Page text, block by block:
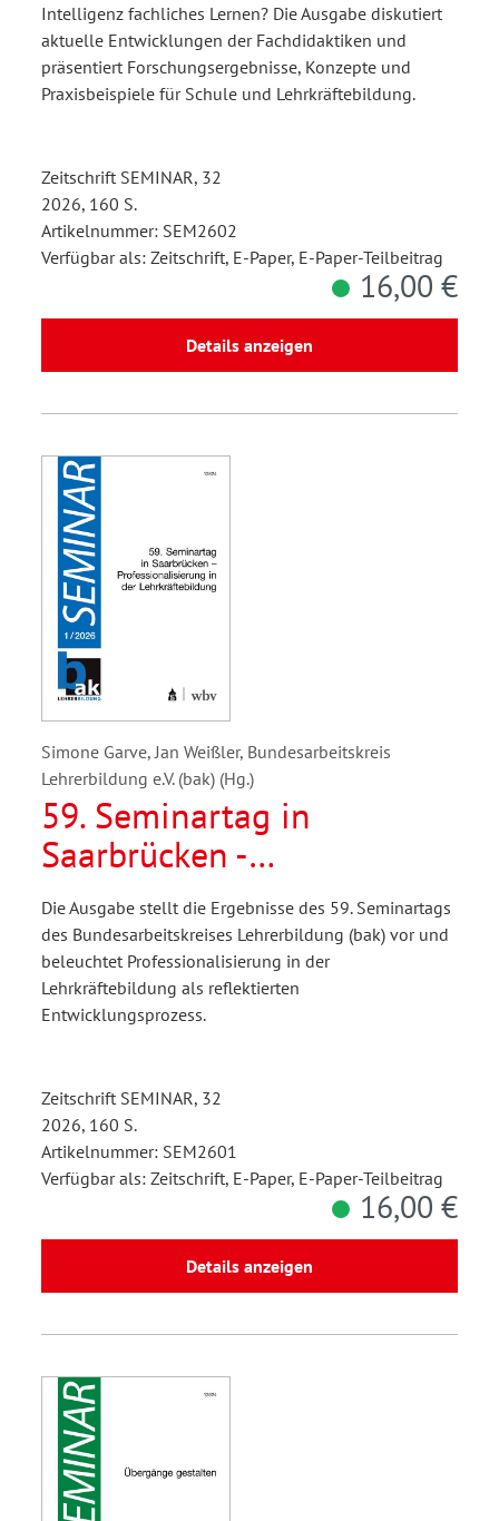
Intelligenz fachliches Lernen? Die Ausgabe diskutiert
aktuelle Entwicklungen der Fachdidaktiken und
präsentiert Forschungsergebnisse, Konzepte und
Praxisbeispiele für Schule und Lehrkräftebildung.
Zeitschrift SEMINAR, 32
2026, 160 S.
Artikelnummer: SEM2602
Verfügbar als: Zeitschrift, E-Paper, E-Paper-Teilbeitrag
16,00 €
Details anzeigen
Simone Garve, Jan Weißler, Bundesarbeitskreis
Lehrerbildung e.V. (bak) (Hg.)
59. Seminartag in
Saarbrücken -
Professionalisierung in der
Lehrkräftebildung
Die Ausgabe stellt die Ergebnisse des 59. Seminartags
des Bundesarbeitskreises Lehrerbildung (bak) vor und
beleuchtet Professionalisierung in der
Lehrkräftebildung als reflektierten
Entwicklungsprozess.
Zeitschrift SEMINAR, 32
2026, 160 S.
Artikelnummer: SEM2601
Verfügbar als: Zeitschrift, E-Paper, E-Paper-Teilbeitrag
16,00 €
Details anzeigen